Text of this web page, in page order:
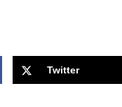
Twitter